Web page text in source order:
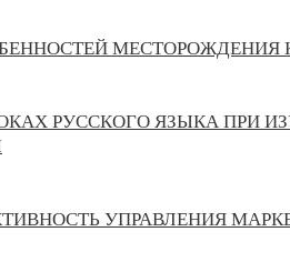
МЕСТОРОЖДЕНИЯ
РУССКОГО ЯЗЫКА ПРИ
УПРАВЛЕНИЯ